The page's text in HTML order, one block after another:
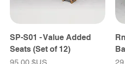
SP-S01 - Value Added
Seats (Set of 12)
Prix